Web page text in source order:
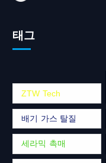
태그
ZTW Tech
배기 가스 탈질
세라믹 촉매